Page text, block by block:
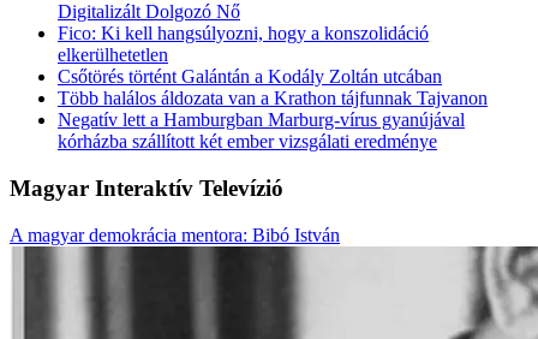
Digitalizált Dolgozó Nő
Fico: Ki kell hangsúlyozni, hogy a konszolidáció
elkerülhetetlen
Csőtörés történt Galántán a Kodály Zoltán utcában
Több halálos áldozata van a Krathon tájfunnak Tajvanon
Negatív lett a Hamburgban Marburg-vírus gyanújával
kórházba szállított két ember vizsgálati eredménye
Magyar Interaktív Televízió
A magyar demokrácia mentora: Bibó István